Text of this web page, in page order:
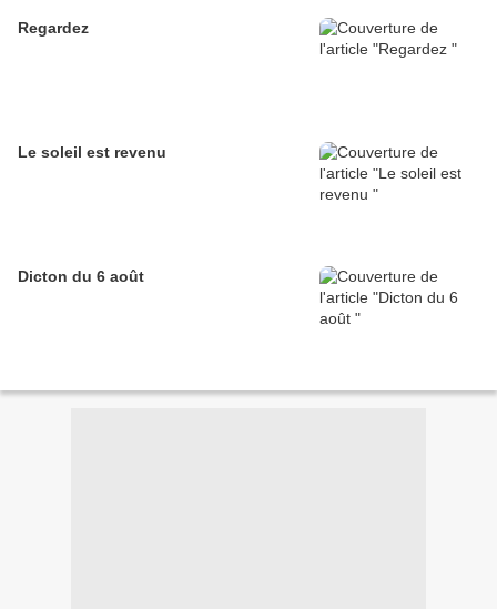
Regardez
Le soleil est revenu
Dicton du 6 août